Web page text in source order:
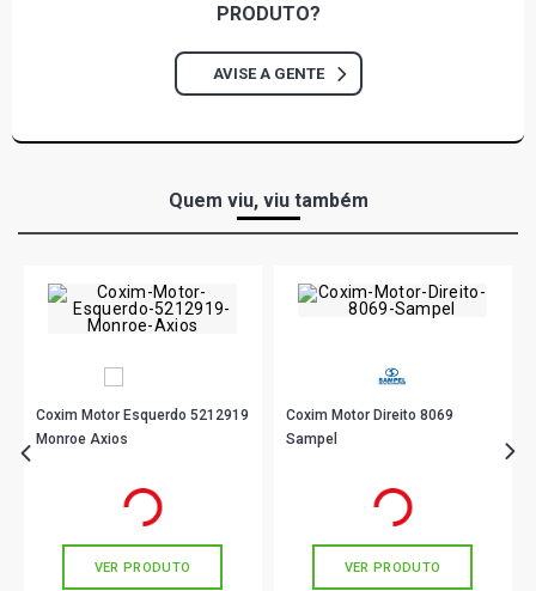
PRODUTO?
AVISE A GENTE
Quem viu, viu também
Coxim Motor Esquerdo 5212919
Monroe Axios
em até 7x de
VER PRODUTO
Coxim Motor Direito 8069
Sampel
em até 10x de
VER PRODUTO